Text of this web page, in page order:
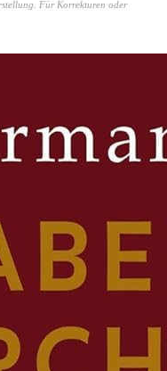
Für Korrekturen oder